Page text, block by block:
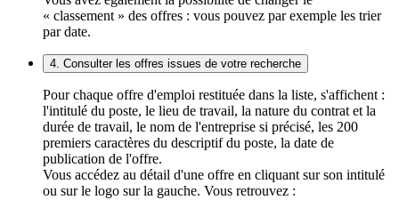
« classement » des offres : vous pouvez par exemple les trier
par date.
4. Consulter les offres issues de votre recherche
Pour chaque offre d'emploi restituée dans la liste, s'affichent :
l'intitulé du poste, le lieu de travail, la nature du contrat et la
durée de travail, le nom de l'entreprise si précisé, les 200
premiers caractères du descriptif du poste, la date de
publication de l'offre.
Vous accédez au détail d'une offre en cliquant sur son intitulé
ou sur le logo sur la gauche. Vous retrouvez :